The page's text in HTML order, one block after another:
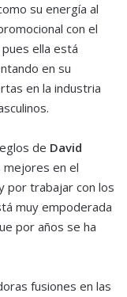
su energía al
con el
ella está
en su
en la industria
de David
mejores en el
por trabajar con los
muy empoderada
por años se ha
fusiones en las